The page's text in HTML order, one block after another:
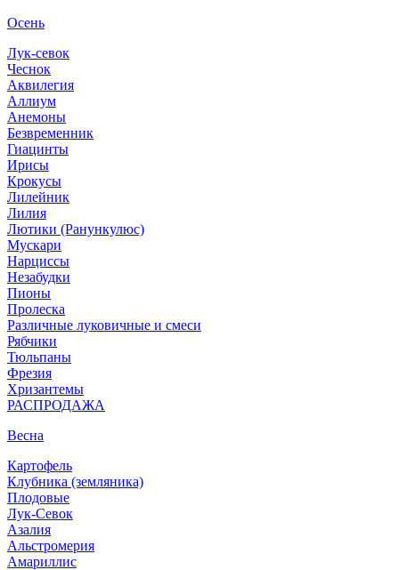
Осень
Лук-севок
Чеснок
Аквилегия
Аллиум
Анемоны
Безвременник
Гиацинты
Ирисы
Крокусы
Лилейник
Лилия
Лютики (Ранункулюс)
Мускари
Нарцисcы
Незабудки
Пионы
Пролеска
Различные луковичные и смеси
Рябчики
Тюльпаны
Фрезия
Хризантемы
РАСПРОДАЖА
Весна
Картофель
Клубника (земляника)
Плодовые
Лук-Севок
Азалия
Альстромерия
Амариллис